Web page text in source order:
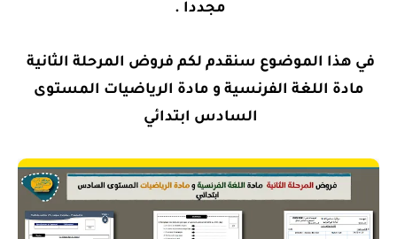
مجددا .
في هذا الموضوع سنقدم لكم فروض المرحلة الثانية
مادة اللغة الفرنسية و مادة الرياضيات المستوى
السادس ابتدائي